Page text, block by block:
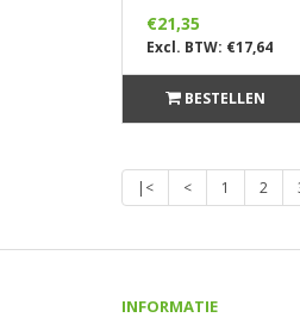
€21,35
Excl. BTW: €17,64
BESTELLEN
|< < 1 2
INFORMATIE